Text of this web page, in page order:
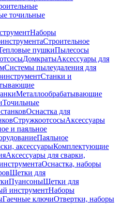
точильные
Наборы
Строительное
пушкиПылесосы
ДомкратыАксессуары для
Системы пылеудаления для
Станки и
Металлообрабатывающие
Точильные
Оснастка для
СтружкоотсосыАксессуары
и паяльное
Паяльное
аксессуарыКомплектующие
Аксессуары для сварки,
Оснастка, наборы
Щетки для
ПуансоныЩетки для
инструментНаборы
Гаечные ключиОтвертки, наборы